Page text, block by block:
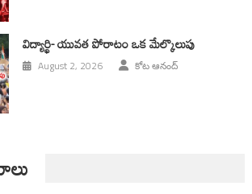
విద్యార్థి- యువత పోరాటం ఒక మేల్కొలుపు
August 2, 2026 కోట ఆనంద్